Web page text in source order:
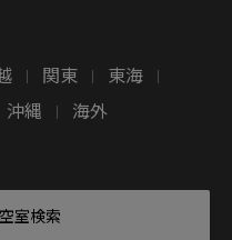
| 関東 | 東海 |
沖縄 | 海外
室検索